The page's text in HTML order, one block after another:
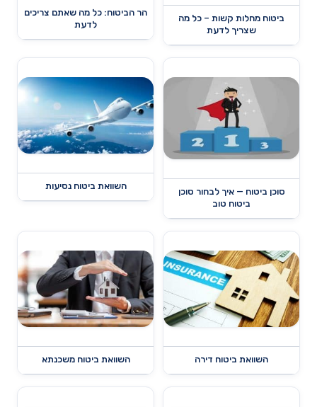
ביטוח מחלות קשות – כל מה
שצריך לדעת
הר הביטוח: כל מה שאתם צריכים
לדעת
סוכן ביטוח — איך לבחור סוכן
ביטוח טוב
השוואת ביטוח נסיעות
השוואת ביטוח דירה השוואת ביטוח משכנתא